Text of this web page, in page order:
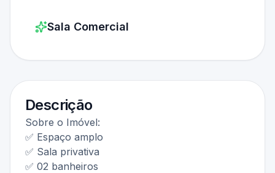
Sala Comercial
Descrição
Sobre o Imóvel:
✅ Espaço amplo
✅ Sala privativa
✅ 02 banheiros